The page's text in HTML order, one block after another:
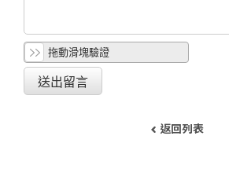
拖動滑塊驗證
返回列表